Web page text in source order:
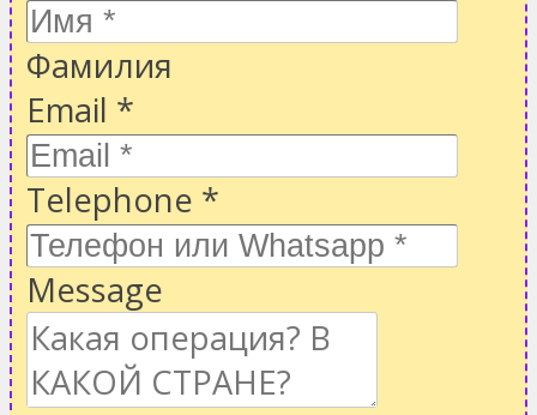
Фамилия
Email *
Telephone *
Message